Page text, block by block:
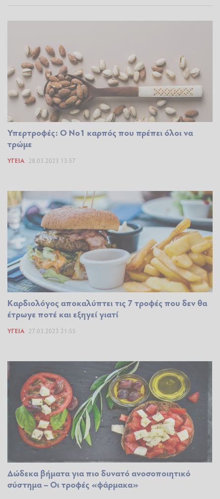
Υπερτροφές: Ο Νο1 καρπός που πρέπει όλοι να
τρώμε
ΥΓΕΊΑ 28.03.2023 13:57
Καρδιολόγος αποκαλύπτει τις 7 τροφές που δεν θα
έτρωγε ποτέ και εξηγεί γιατί
ΥΓΕΊΑ 27.03.2023 21:55
Δώδεκα βήματα για πιο δυνατό ανοσοποιητικό
σύστημα – Οι τροφές «φάρμακα»